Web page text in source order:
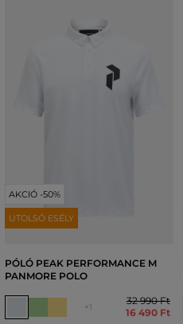
AKCIÓ -50%
UTOLSÓ ESÉLY
PÓLÓ PEAK PERFORMANCE M
PANMORE POLO
+1
32 990 Ft
16 490 Ft